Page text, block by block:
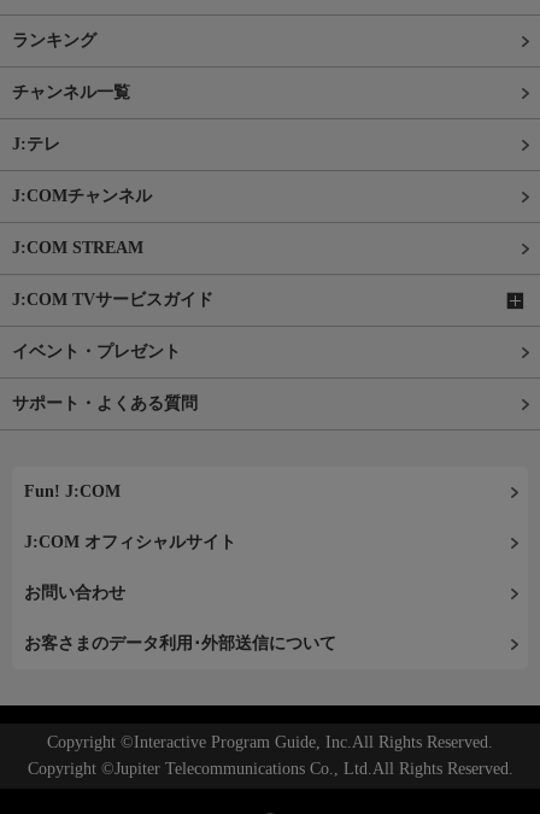
ランキング
チャンネル一覧
J:テレ
J:COMチャンネル
J:COM STREAM
J:COM TVサービスガイド
イベント・プレゼント
サポート・よくある質問
Fun! J:COM
J:COM オフィシャルサイト
お問い合わせ
お客さまのデータ利用･外部送信について
Copyright ©Interactive Program Guide, Inc.All Rights Reserved.
Copyright ©Jupiter Telecommunications Co., Ltd.All Rights Reserved.